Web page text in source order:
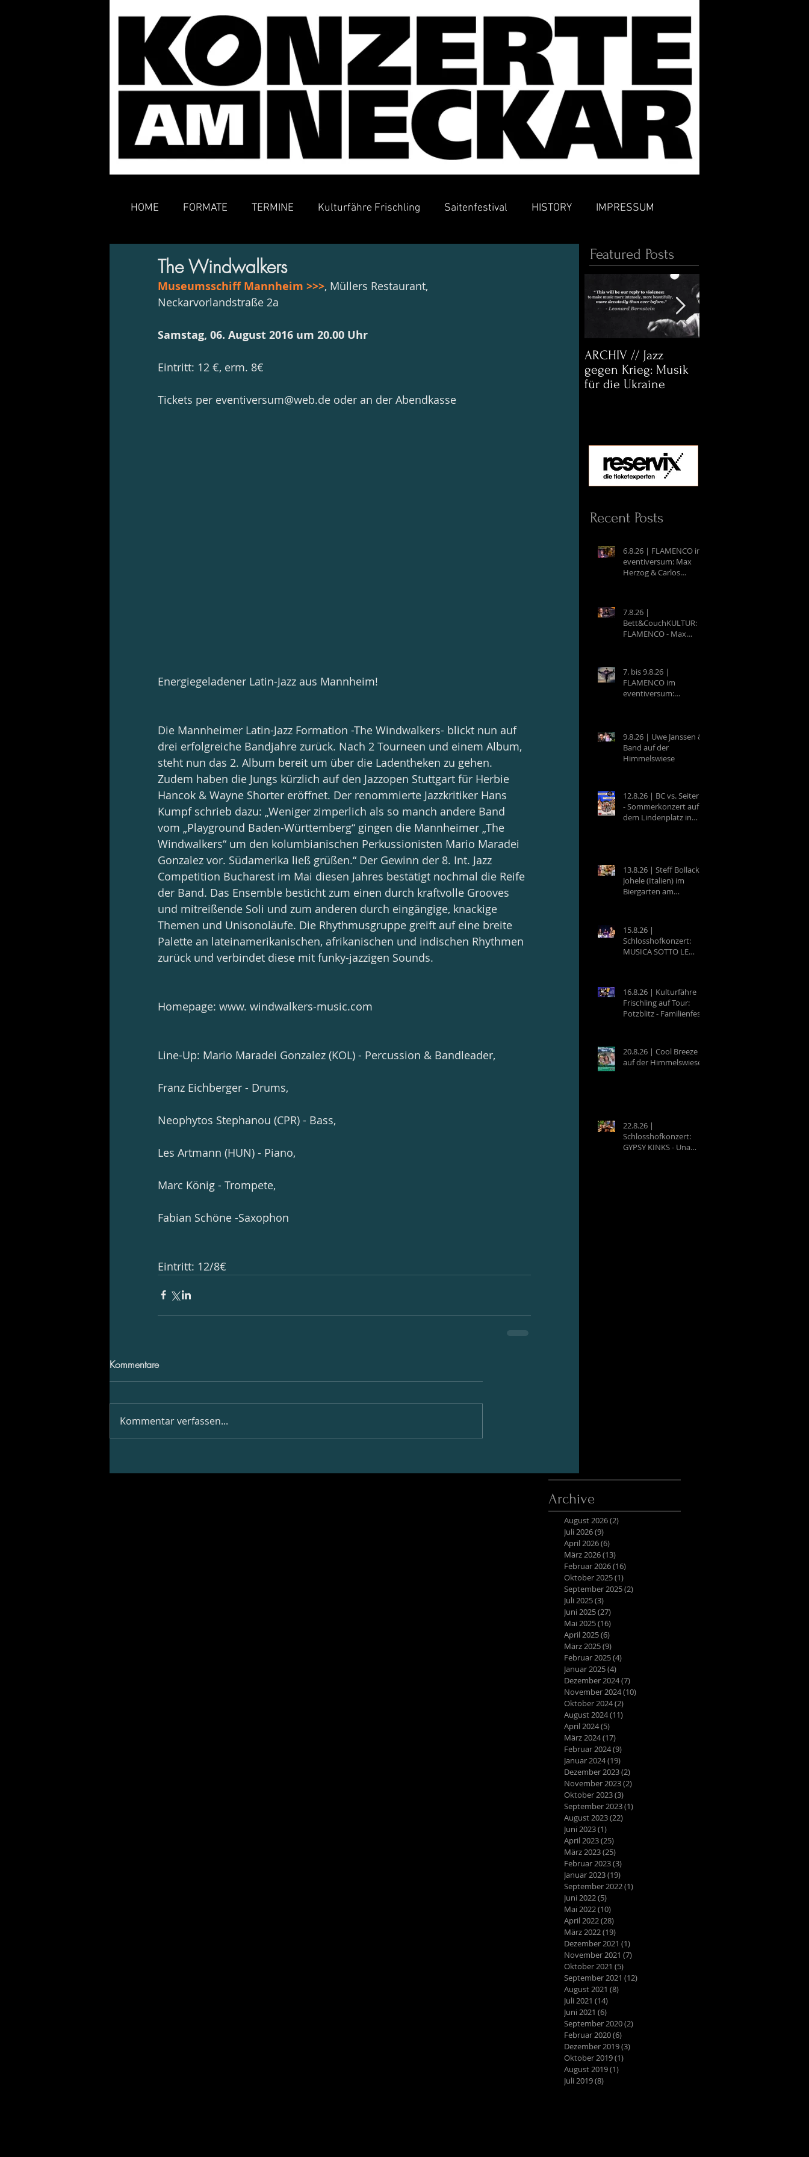
The Windwalkers
Museumsschiff Mannheim >>>, Müllers Restaurant,
Neckarvorlandstraße 2a
Samstag, 06. August 2016 um 20.00 Uhr
Eintritt: 12 €, erm. 8€
Tickets per eventiversum@web.de oder an der Abendkasse
Energiegeladener Latin-Jazz aus Mannheim!
Die Mannheimer Latin-Jazz Formation -The Windwalkers- blickt nun auf
drei erfolgreiche Bandjahre zurück. Nach 2 Tourneen und einem Album,
steht nun das 2. Album bereit um über die Ladentheken zu gehen.
Zudem haben die Jungs kürzlich auf den Jazzopen Stuttgart für Herbie
Hancok & Wayne Shorter eröffnet. Der renommierte Jazzkritiker Hans
Kumpf schrieb dazu: „Weniger zimperlich als so manch andere Band
vom „Playground Baden-Württemberg“ gingen die Mannheimer „The
Windwalkers“ um den kolumbianischen Perkussionisten Mario Maradei
Gonzalez vor. Südamerika ließ grüßen.“ Der Gewinn der 8. Int. Jazz
Competition Bucharest im Mai diesen Jahres bestätigt nochmal die Reife
der Band. Das Ensemble besticht zum einen durch kraftvolle Grooves
und mitreißende Soli und zum anderen durch eingängige, knackige
Themen und Unisonoläufe. Die Rhythmusgruppe greift auf eine breite
Palette an lateinamerikanischen, afrikanischen und indischen Rhythmen
zurück und verbindet diese mit funky-jazzigen Sounds.
Homepage: www. windwalkers-music.com
Line-Up: Mario Maradei Gonzalez (KOL) - Percussion & Bandleader,
Franz Eichberger - Drums,
Neophytos Stephanou (CPR) - Bass,
Les Artmann (HUN) - Piano,
Marc König - Trompete,
Fabian Schöne -Saxophon
Eintritt: 12/8€
Kommentare
Kommentar verfassen...
Featured Posts
ARCHIV // Jazz
gegen Krieg: Musik
für die Ukraine
Recent Posts
6.8.26 | FLAMENCO im
eventiversum: Max
Herzog & Carlos
7.8.26 |
Bett&CouchKULTUR:
FLAMENCO - Max
(Mexico)
7. bis 9.8.26 |
FLAMENCO im
eventiversum:
Baile
9.8.26 | Uwe Janssen &
Band auf der
Himmelswiese
12.8.26 | BC vs. Seiterle
- Sommerkonzert auf
dem Lindenplatz in
13.8.26 | Steff Bollack &
Johele (Italien) im
Biergarten am
15.8.26 |
Schlosshofkonzert:
MUSICA SOTTO LE
16.8.26 | Kulturfähre
Frischling auf Tour:
Potzblitz - Familienfest
20.8.26 | Cool Breeze
auf der Himmelswiese
22.8.26 |
Schlosshofkonzert:
GYPSY KINKS - Una
Archive
August 2026(2)
Juli 2026(9)
April 2026(6)
März 2026(13)
Februar 2026(16)
Oktober 2025(1)
September 2025(2)
Juli 2025(3)
Juni 2025(27)
Mai 2025(16)
April 2025(6)
März 2025(9)
Februar 2025(4)
Januar 2025(4)
Dezember 2024(7)
November 2024(10)
Oktober 2024(2)
August 2024(11)
April 2024(5)
März 2024(17)
Februar 2024(9)
Januar 2024(19)
Dezember 2023(2)
November 2023(2)
Oktober 2023(3)
September 2023(1)
August 2023(22)
Juni 2023(1)
April 2023(25)
März 2023(25)
Februar 2023(3)
Januar 2023(19)
September 2022(1)
Juni 2022(5)
Mai 2022(10)
April 2022(28)
März 2022(19)
Dezember 2021 (1)
November 2021 (7)
Oktober 2021 (5)
September 2021 (12)
August 2021 (8)
Juli 2021 (14)
Juni 2021 (6)
September 2020(2)
Februar 2020(6)
Dezember 2019(3)
Oktober 2019(1)
August 2019(1)
Juli 2019(8)
HOME FORMATE TERMINE Kulturfähre Frischling Saitenfestival HISTORY IMPRESSUM